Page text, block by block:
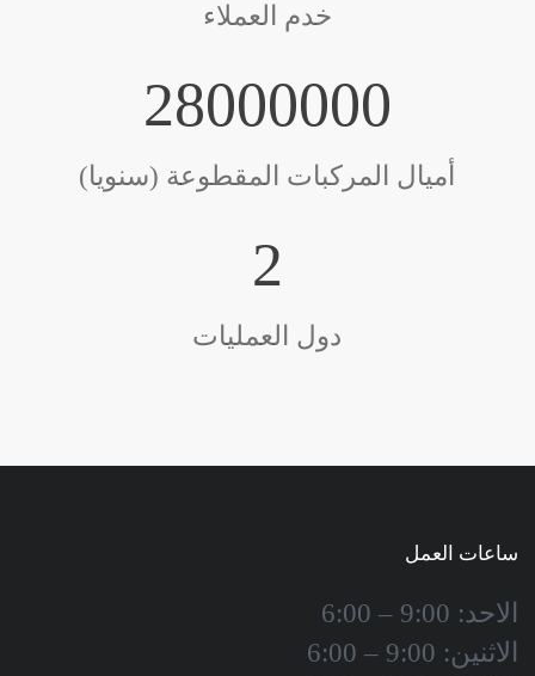
خدم العملاء
30000000
أميال المركبات المقطوعة (سنويا)
2
دول العمليات
ساعات العمل
الاحد: 9:00 – 6:00
الاثنين: 9:00 – 6:00